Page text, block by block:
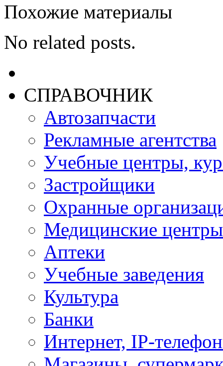
Похожие материалы
No related posts.
СПРАВОЧНИК
Автозапчасти
Рекламные агентства
Учебные центры,
Застройщики
Охранные
Медицинские центры
Аптеки
Учебные заведения
Культура
Банки
Интернет, IP-